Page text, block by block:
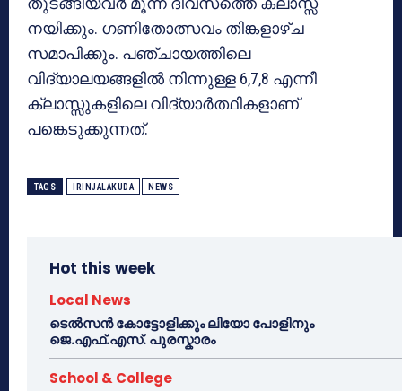
നയിക്കും. ഗണിതോത്സവം തിങ്കളാഴ്ച
സമാപിക്കും. പഞ്ചായത്തിലെ
വിദ്യാലയങ്ങളില്‍ നിന്നുള്ള 6,7,8 എന്നീ
ക്ലാസ്സുകളിലെ വിദ്യാര്‍ത്ഥികളാണ്
പങ്കെടുക്കുന്നത്.
TAGS IRINJALAKUDA NEWS
Hot this week
Local News
ടെൽസൻ കോട്ടോളിക്കും ലിയോ പോളിനും
ജെ.എഫ്.എസ്. പുരസ്കാരം
School & College